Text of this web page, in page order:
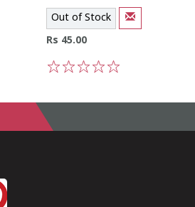
Out of Stock
Rs 45.00